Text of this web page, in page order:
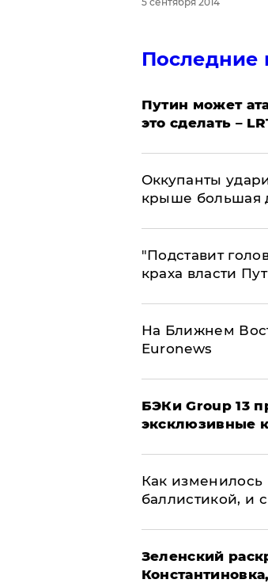
Последние
Путин может
это сделать –
Оккупанты
крыше большая
​"Подставит
краха власти
На Ближнем
Euronews
​БЭКи Group 13
эксклюзивные
Как
баллистикой, и
​Зеленский